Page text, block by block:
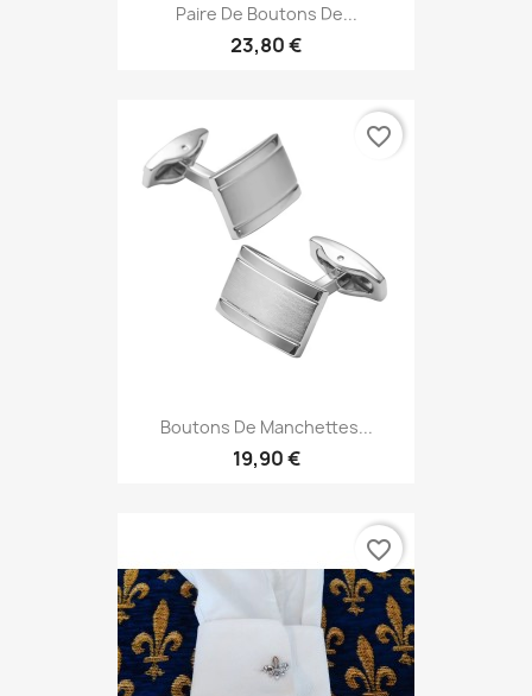
Paire De Boutons De...
23,80 €
Boutons De Manchettes...
19,90 €
favorite_border
favorite_border